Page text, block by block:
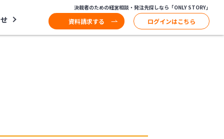
決裁者のための経営相談・発注先探しなら「ONLY STORY」
資料請求する ログインはこちら